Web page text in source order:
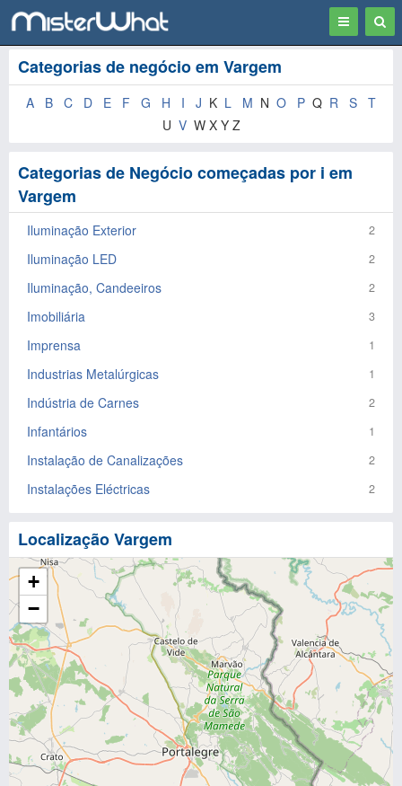
Toggle
navigation
Categorias de negócio em Vargem
A B C D E F G H I J K L M N O P Q R S T
U V W X Y Z
Categorias de Negócio começadas por i em
Vargem
Iluminação Exterior 2
Iluminação LED 2
Iluminação, Candeeiros 2
Imobiliária 3
Imprensa 1
Industrias Metalúrgicas 1
Indústria de Carnes 2
Infantários 1
Instalação de Canalizações 2
Instalações Eléctricas 2
Localização Vargem
+
−